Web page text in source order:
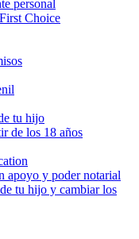
personal
Choice
tu hijo
de los 18 años
apoyo y poder notarial
tu hijo y cambiar los